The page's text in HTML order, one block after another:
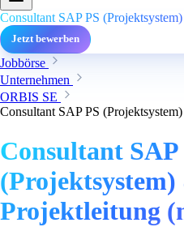
Consultant SAP PS
Jetzt bewerben
Jobbörse
Unternehmen
ORBIS SE
Consultant SAP PS
Consultant SAP
Projektleitung